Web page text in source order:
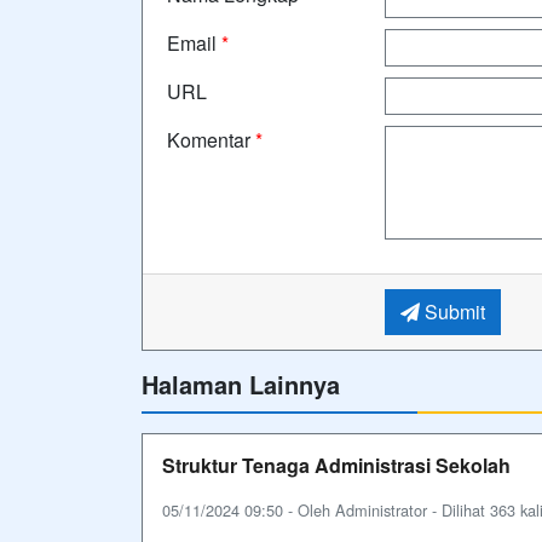
Email *
URL
Komentar*
Submit
Halaman Lainnya
Struktur Tenaga Administrasi Sekolah
05/11/2024 09:50 - Oleh Administrator - Dilihat 363 kali